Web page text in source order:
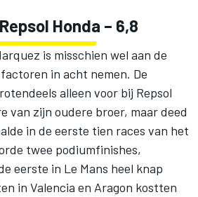
Honda – 6,8
is misschien wel aan de
in acht nemen. De
alleen voor bij Repsol
van zijn oudere broer, maar deed
in de eerste tien races van het
twee podiumfinishes,
eerste in Le Mans heel knap
in Valencia en Aragon kostten